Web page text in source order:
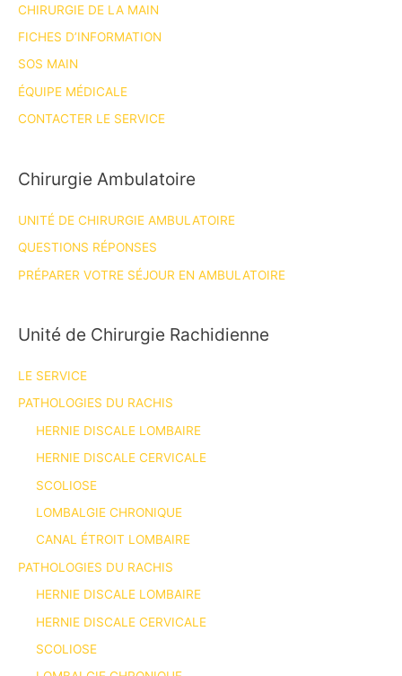
CHIRURGIE DE LA MAIN
FICHES D’INFORMATION
SOS MAIN
ÉQUIPE MÉDICALE
CONTACTER LE SERVICE
Chirurgie Ambulatoire
UNITÉ DE CHIRURGIE AMBULATOIRE
QUESTIONS RÉPONSES
PRÉPARER VOTRE SÉJOUR EN AMBULATOIRE
Unité de Chirurgie Rachidienne
LE SERVICE
PATHOLOGIES DU RACHIS
HERNIE DISCALE LOMBAIRE
HERNIE DISCALE CERVICALE
SCOLIOSE
LOMBALGIE CHRONIQUE
CANAL ÉTROIT LOMBAIRE
PATHOLOGIES DU RACHIS
HERNIE DISCALE LOMBAIRE
HERNIE DISCALE CERVICALE
SCOLIOSE